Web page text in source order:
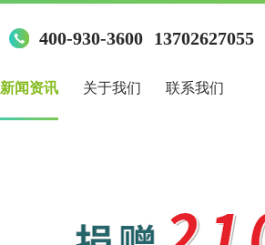
400-930-3600 13702627055
新闻资讯 关于我们 联系我们